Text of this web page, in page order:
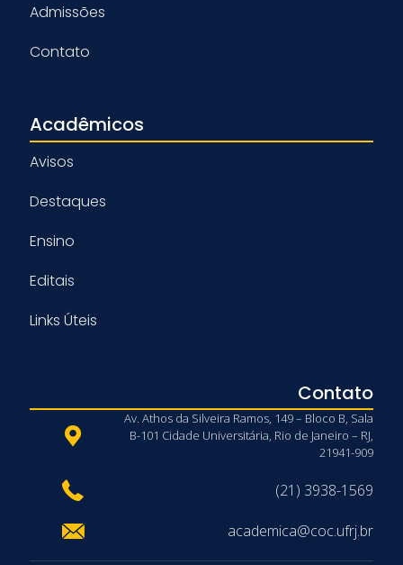
Admissões
Contato
Acadêmicos
Avisos
Destaques
Ensino
Editais
Links Úteis
Contato
Av. Athos da Silveira Ramos, 149 – Bloco B, Sala
B-101 Cidade Universitária, Rio de Janeiro – RJ,
21941-909
(21) 3938-1569
academica@coc.ufrj.br